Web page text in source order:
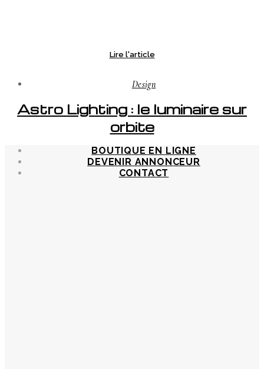
Lire l'article
Design
Astro Lighting : le luminaire sur
orbite
BOUTIQUE EN LIGNE
DEVENIR ANNONCEUR
CONTACT